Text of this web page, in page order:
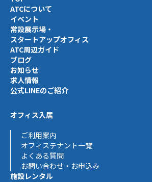
ATCについて
イベント
常設展示場・
スタートアップオフィス
ATC周辺ガイド
ブログ
お知らせ
求人情報
公式LINEのご紹介
オフィス入居
ご利用案内
オフィステナント一覧
よくある質問
お問い合わせ・お申込み
施設レンタル